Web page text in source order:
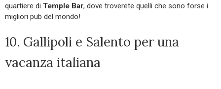
quartiere di Temple Bar, dove troverete quelli che sono forse i
migliori pub del mondo!
10. Gallipoli e Salento per una
vacanza italiana